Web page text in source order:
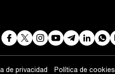
de privacidad Política de cookies